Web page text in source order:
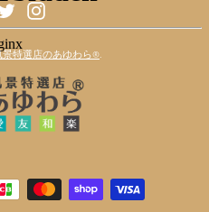
Twitter
景特選店のあゆわら®︎.
お